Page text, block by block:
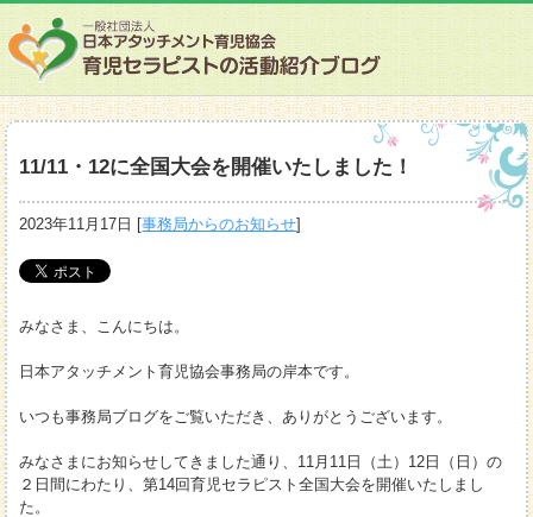
11/11・12に全国大会を開催いたしました！
2023年11月17日 [事務局からのお知らせ]
みなさま、こんにちは。
日本アタッチメント育児協会事務局の岸本です。
いつも事務局ブログをご覧いただき、ありがとうございます。
みなさまにお知らせしてきました通り、11月11日（土）12日（日）の
２日間にわたり、第14回育児セラピスト全国大会を開催いたしまし
た。